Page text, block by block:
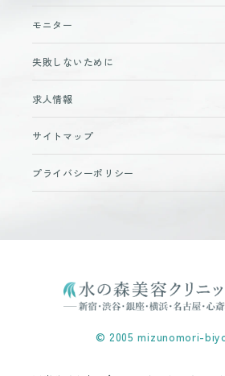
モニター
失敗しないために
求人情報
サイトマップ
プライバシーポリシー
© 2005 mizunomori-